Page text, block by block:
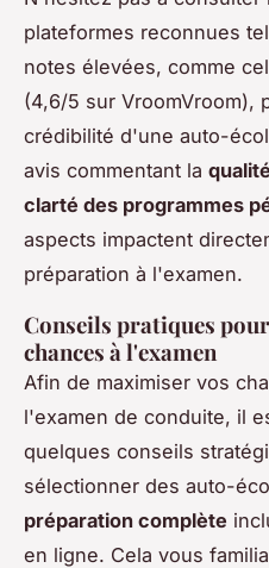
plateformes reconnues
notes élevées, comme
(4,6/5 sur VroomVroom),
crédibilité d'une auto-
avis commentant la
clarté des programmes
aspects impactent
préparation à l'examen.
Conseils pratiques
chances à l'examen
Afin de maximiser vos
l'examen de conduite, il
quelques conseils
sélectionner des auto-
préparation complète
en ligne. Cela vous